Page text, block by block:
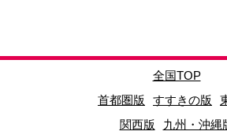
全国TOP
首都圏版
すすきの版
関西版
九州・沖縄